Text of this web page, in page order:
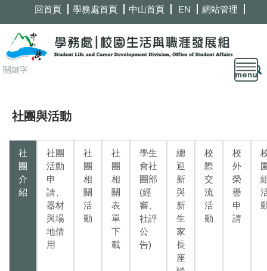
到
要
內
容
回首頁 學務處首頁 中山首頁 EN 網站管理
社團與活動
社
團
介
紹
社團
活動
申
請、
器材
與場
地借
用
社
團
相
關
活
動
社
團
相
關
表
單
下
載
學生
會社
團部
(經
審、
社評
公
告)
總
迎
新
與
新
生
家
長
座
校
際
交
流
活
動
校
外
榮
譽
申
請